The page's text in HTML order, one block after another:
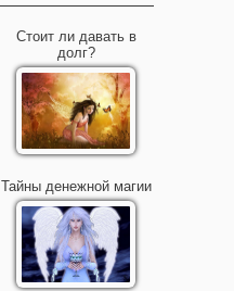
Стоит ли давать в
долг?
Тайны денежной магии